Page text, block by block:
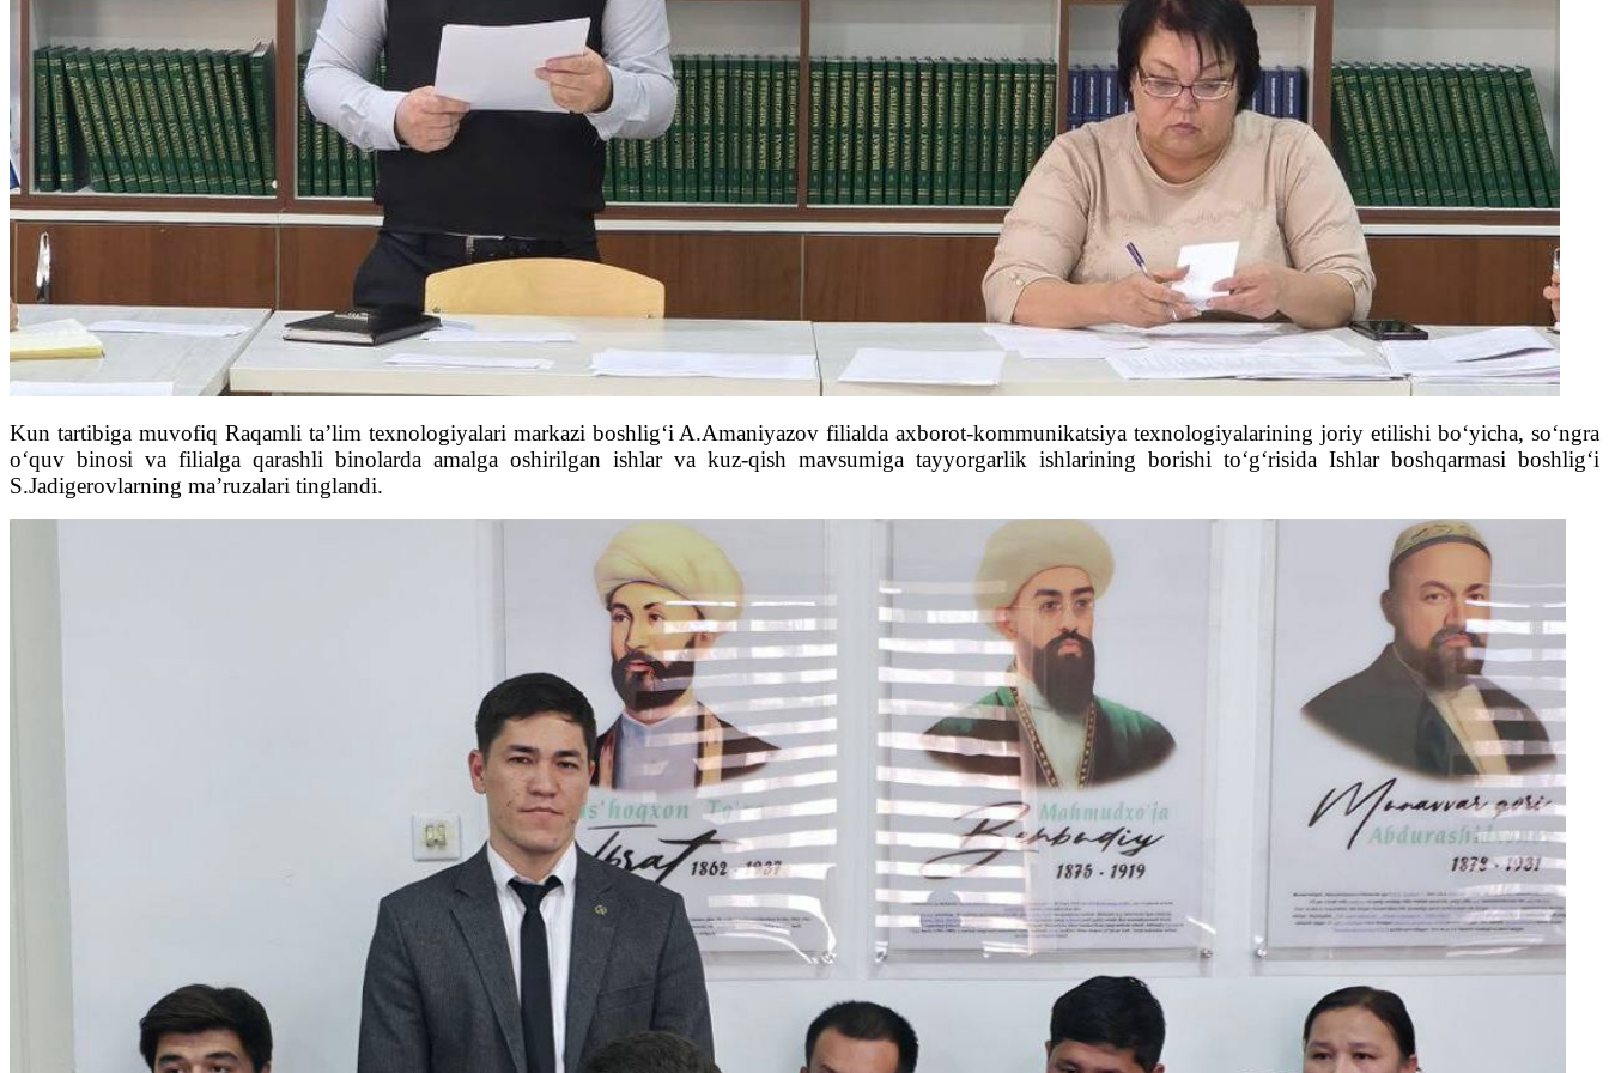
Kun tartibiga muvofiq Raqamli ta’lim texnologiyalari markazi boshlig‘i A.Amaniyazov filialda axborot-kommunikatsiya texnologiyalarining joriy etilishi bo‘yicha, so‘ngra
o‘quv binosi va filialga qarashli binolarda amalga oshirilgan ishlar va kuz-qish mavsumiga tayyorgarlik ishlarining borishi to‘g‘risida Ishlar boshqarmasi boshlig‘i
S.Jadigerovlarning ma’ruzalari tinglandi.